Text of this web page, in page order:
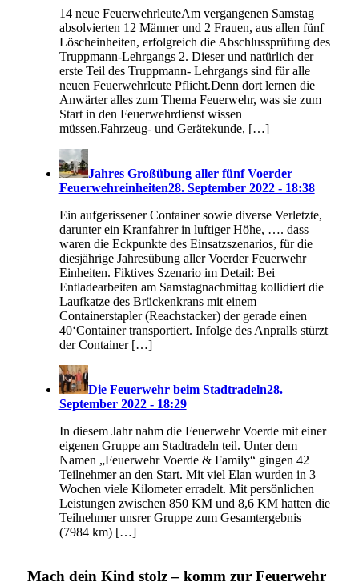
14 neue FeuerwehrleuteAm vergangenen Samstag
absolvierten 12 Männer und 2 Frauen, aus allen fünf
Löscheinheiten, erfolgreich die Abschlussprüfung des
Truppmann-Lehrgangs 2. Dieser und natürlich der
erste Teil des Truppmann- Lehrgangs sind für alle
neuen Feuerwehrleute Pflicht.Denn dort lernen die
Anwärter alles zum Thema Feuerwehr, was sie zum
Start in den Feuerwehrdienst wissen
müssen.Fahrzeug- und Gerätekunde, […]
Jahres Großübung aller fünf Voerder
Feuerwehreinheiten28. September 2022 - 18:38
Ein aufgerissener Container sowie diverse Verletzte,
darunter ein Kranfahrer in luftiger Höhe, …. dass
waren die Eckpunkte des Einsatzszenarios, für die
diesjährige Jahresübung aller Voerder Feuerwehr
Einheiten. Fiktives Szenario im Detail: Bei
Entladearbeiten am Samstagnachmittag kollidiert die
Laufkatze des Brückenkrans mit einem
Containerstapler (Reachstacker) der gerade einen
40‘Container transportiert. Infolge des Anpralls stürzt
der Container […]
Die Feuerwehr beim Stadtradeln28.
September 2022 - 18:29
In diesem Jahr nahm die Feuerwehr Voerde mit einer
eigenen Gruppe am Stadtradeln teil. Unter dem
Namen „Feuerwehr Voerde & Family“ gingen 42
Teilnehmer an den Start. Mit viel Elan wurden in 3
Wochen viele Kilometer erradelt. Mit persönlichen
Leistungen zwischen 850 KM und 8,6 KM hatten die
Teilnehmer unsrer Gruppe zum Gesamtergebnis
(7984 km) […]
Mach dein Kind stolz – komm zur Feuerwehr